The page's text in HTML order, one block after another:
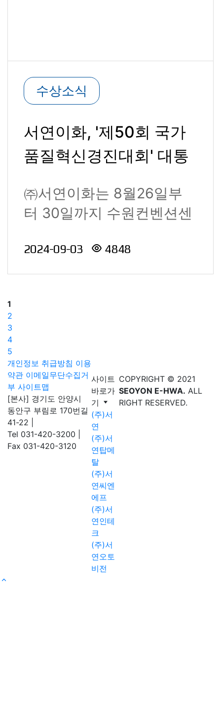
수상소식
서연이화, '제50회 국가
품질혁신경진대회' 대통
㈜서연이화는 8월26일부
터 30일까지 수원컨벤션센
가기술표준..
2024-09-03 4848
1
2
3
4
5
개인정보 취급방침 이용
약관 이메일무단수집거
부 사이트맵
[본사] 경기도 안양시
동안구 부림로 170번길
41-22
Tel 031-420-3200
Fax 031-420-3120
사이트
바로가
기
(주)서
연
(주)서
연탑메
탈
(주)서
연씨엔
에프
(주)서
연인테
크
(주)서
연오토
비전
COPYRIGHT © 2021
SEOYON E-HWA. ALL
RIGHT RESERVED.